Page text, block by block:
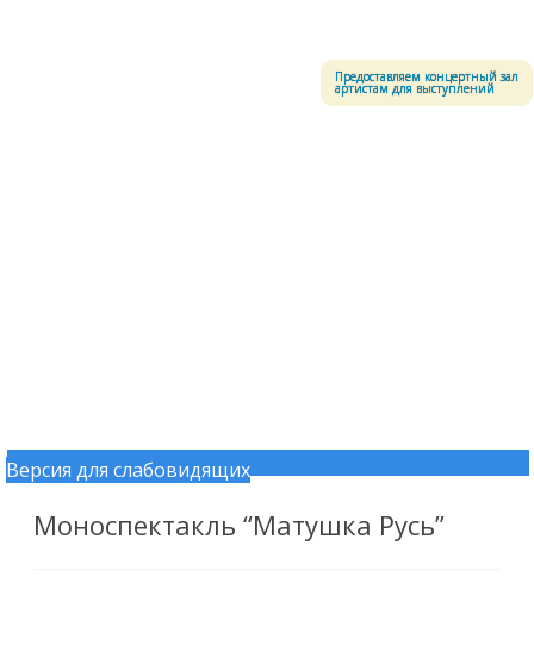
Версия для слабовидящих
Предоставляем концертный зал
артистам для выступлений
Перейти к содержимому
Моноспектакль “Матушка Русь”